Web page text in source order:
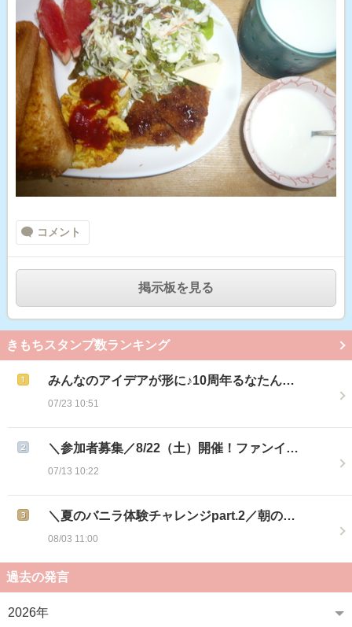
コメント
掲示板を見る
きもちスタンプ数ランキング
みんなのアイデアが形に♪10周年るなたん…
07/23 10:51
＼参加者募集／8/22（土）開催！ファンイ…
07/13 10:22
＼夏のバニラ体験チャレンジpart.2／朝の…
08/03 11:00
過去の発言
2026年